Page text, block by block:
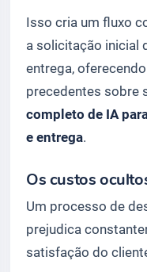
Isso cria um fluxo
a solicitação inicial
entrega,
precedentes sobre
completo de IA
e entrega.
Os custos
Um processo de
prejudica
satisfação do